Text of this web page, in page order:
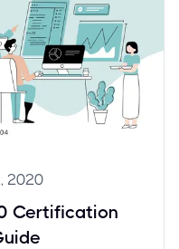
2020
Certification